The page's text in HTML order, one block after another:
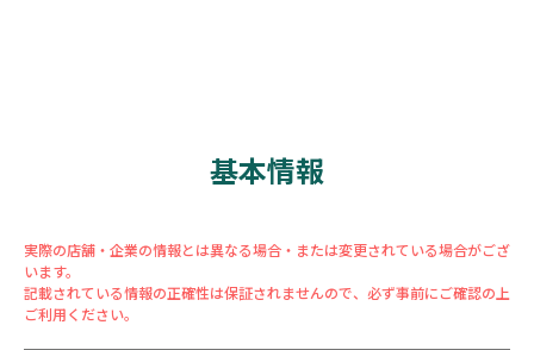
基本情報
実際の店舗・企業の情報とは異なる場合・または変更されている場合がござ
います。
記載されている情報の正確性は保証されませんので、必ず事前にご確認の上
ご利用ください。